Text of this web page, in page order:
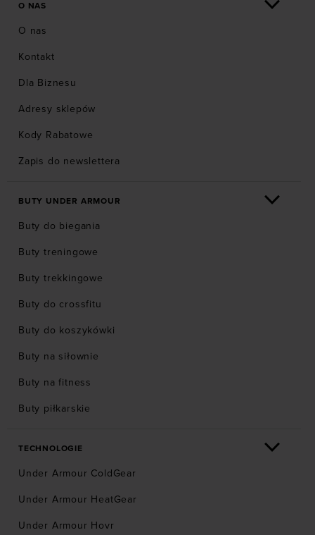
O NAS
O nas
Kontakt
Dla Biznesu
Adresy sklepów
Kody Rabatowe
Zapis do newslettera
BUTY UNDER ARMOUR
Buty do biegania
Buty treningowe
Buty trekkingowe
Buty do crossfitu
Buty do koszykówki
Buty na siłownie
Buty na fitness
Buty piłkarskie
TECHNOLOGIE
Under Armour ColdGear
Under Armour HeatGear
Under Armour Hovr